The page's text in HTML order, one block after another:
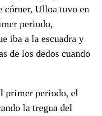
córner, Ulloa tuvo en
periodo,
iba a la escuadra y
de los dedos cuando
primer periodo, el
la tregua del